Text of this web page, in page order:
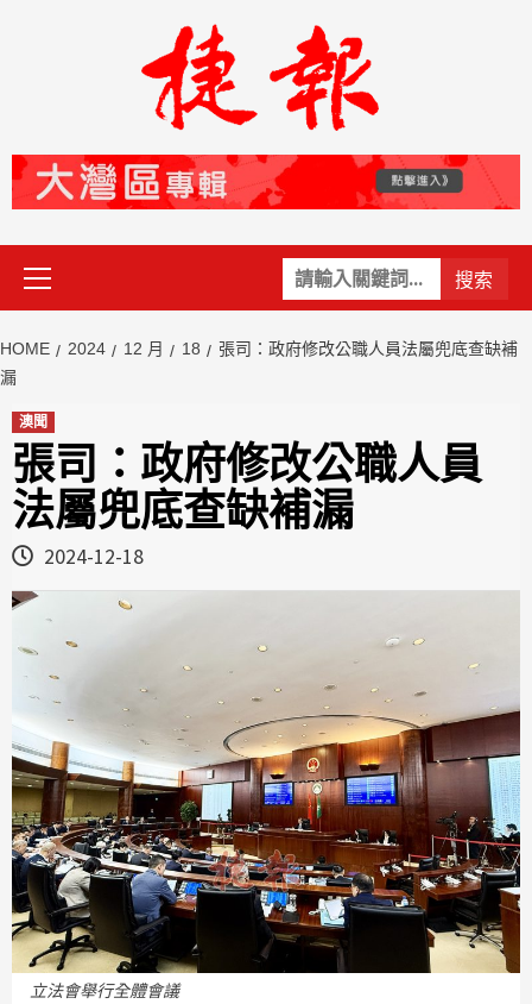
關
鍵
Primary
Menu
HOME 2024 12 月 18
張司：政府修改公職人員法屬兜底查缺補
漏
澳聞
張司：政府修改公職人員
法屬兜底查缺補漏
2024-12-18
立法會舉行全體會議